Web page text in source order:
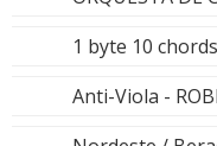
1 byte 10
Anti-Viola -